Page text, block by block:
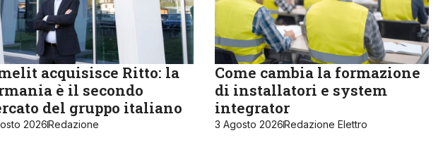
acquisisce Ritto: la
è il secondo
del gruppo italiano
2026 Redazione
Come cambia la formazione
di installatori e system
integrator
3 Agosto 2026Redazione Elettro